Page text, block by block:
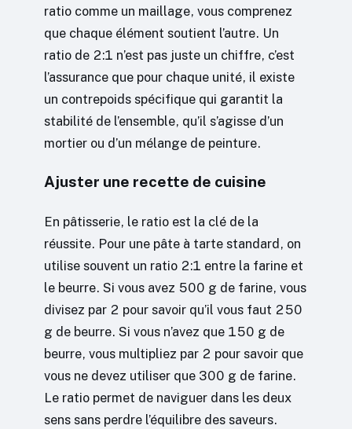
ratio comme un maillage, vous comprenez
que chaque élément soutient l’autre. Un
ratio de 2:1 n’est pas juste un chiffre, c’est
l’assurance que pour chaque unité, il existe
un contrepoids spécifique qui garantit la
stabilité de l’ensemble, qu’il s’agisse d’un
mortier ou d’un mélange de peinture.
Ajuster une recette de cuisine
En pâtisserie, le ratio est la clé de la
réussite. Pour une pâte à tarte standard, on
utilise souvent un ratio 2:1 entre la farine et
le beurre. Si vous avez 500 g de farine, vous
divisez par 2 pour savoir qu’il vous faut 250
g de beurre. Si vous n’avez que 150 g de
beurre, vous multipliez par 2 pour savoir que
vous ne devez utiliser que 300 g de farine.
Le ratio permet de naviguer dans les deux
sens sans perdre l’équilibre des saveurs.